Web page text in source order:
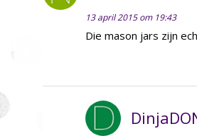
13 april 2015 om 19:43
Die mason jars zijn